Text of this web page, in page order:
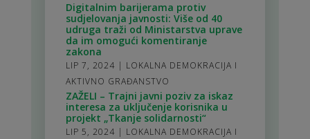
Digitalnim barijerama protiv
sudjelovanja javnosti: Više od 40
udruga traži od Ministarstva uprave
da im omogući komentiranje
zakona
LIP 7, 2024 | LOKALNA DEMOKRACIJA I
AKTIVNO GRAĐANSTVO
ZAŽELI – Trajni javni poziv za iskaz
interesa za uključenje korisnika u
projekt „Tkanje solidarnosti“
LIP 5, 2024 | LOKALNA DEMOKRACIJA I